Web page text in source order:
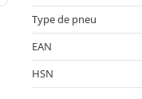
Type de pneu
EAN
HSN